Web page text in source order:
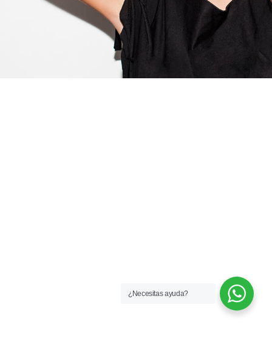
¿Necesitas ayuda?